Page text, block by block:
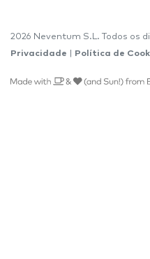
2026 Neventum S.L. Todos os
Privacidade
Política de